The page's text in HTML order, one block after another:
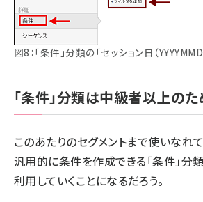
図8：「条件」分類の「セッション日（
「条件」分類は中級者以上の
このあたりのセグメントまで使いなれ
汎用的に条件を作成できる「条件」分類
利用していくことになるだろう。